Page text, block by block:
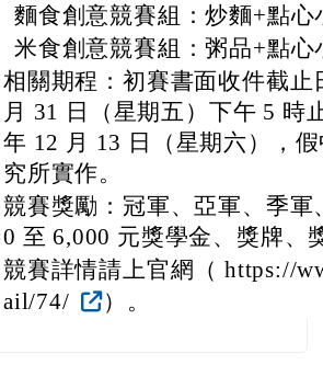
麵食創意競賽組：炒麵+點心
米食創意競賽組：粥品+點心
相關期程：初賽書面收件截止
月 31 日（星期五）下午 5 時
年 12 月 13 日（星期六），
究所實作。
競賽獎勵：冠軍、亞軍、季
0 至 6,000 元獎學金、獎牌、
競賽詳情請上官網（ https://
ail/74/
）。